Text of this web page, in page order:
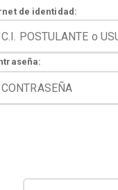
de identidad: